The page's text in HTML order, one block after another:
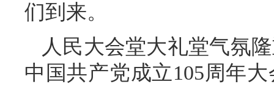
们到来。
人民大会堂大礼堂气氛
中国共产党成立105周年